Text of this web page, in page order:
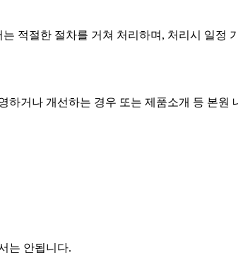
적절한 절차를 거쳐 처리하며, 처리시 일정
거나 개선하는 경우 또는 제품소개 등 본원
는 안됩니다.